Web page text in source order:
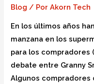
Blog / PorAkorn Tech
En los últimos años
manzana en los
para los compradores
debate entre Granny
Algunos compradores